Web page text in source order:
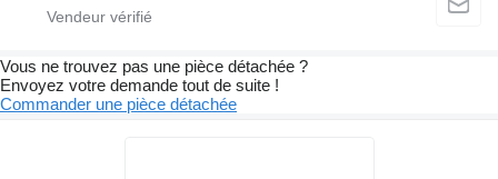
Vous ne trouvez pas une pièce détachée ?
Envoyez votre demande tout de suite !
Commander une pièce détachée